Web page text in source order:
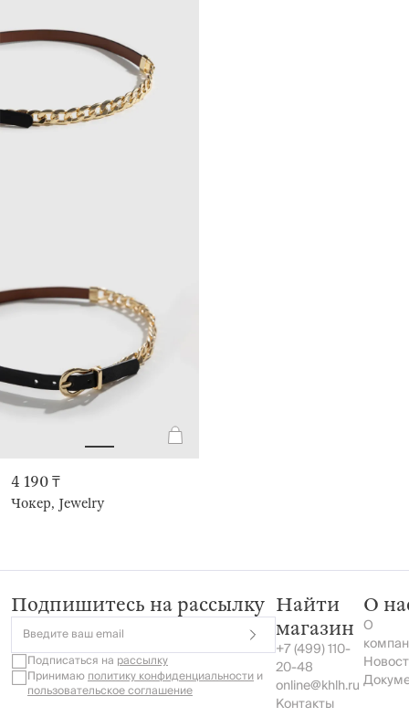
4 190 ₸
Чокер, Jewelry
Подпишитесь на рассылку
Введите ваш email
Подписаться на рассылку
Принимаюполитику конфиденциальностии
пользовательское соглашение
Найти
магазин
+7 (499) 110-
20-48
online@khlh.ru
Контакты
О
О